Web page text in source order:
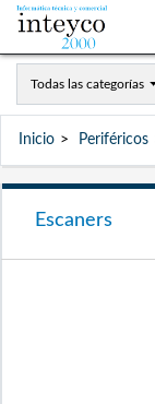
Todas las categorías
Inicio Periféricos
Escaners